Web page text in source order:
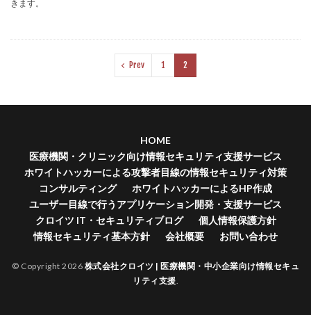
きます。
Prev 1 2
HOME
医療機関・クリニック向け情報セキュリティ支援サービス
ホワイトハッカーによる攻撃者目線の情報セキュリティ対策
コンサルティング
ホワイトハッカーによるHP作成
ユーザー目線で行うアプリケーション開発・支援サービス
クロイツ IT・セキュリティブログ
個人情報保護方針
情報セキュリティ基本方針
会社概要 お問い合わせ
© Copyright 2026 株式会社クロイツ | 医療機関・中小企業向け情報セキュ
リティ支援.